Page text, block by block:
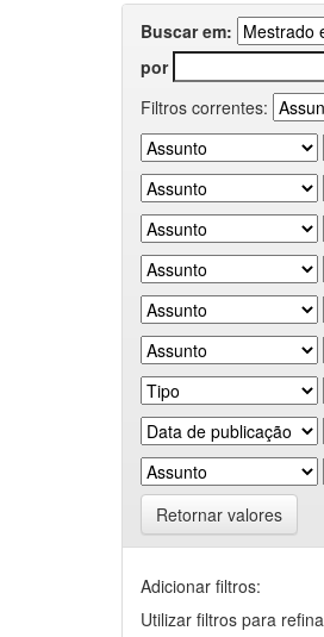
Buscar em:
por
Filtros correntes:
Retornar valores
Adicionar filtros:
Utilizar filtros para